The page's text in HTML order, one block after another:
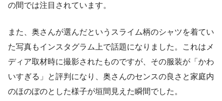
の間では注目されています。
また、奥さんが選んだというスライム柄のシャツを着てい
た写真もインスタグラム上で話題になりました。これはメ
ディア取材時に撮影されたものですが、その服装が「かわ
いすぎる」と評判になり、奥さんのセンスの良さと家庭内
のほのぼのとした様子が垣間見えた瞬間でした。